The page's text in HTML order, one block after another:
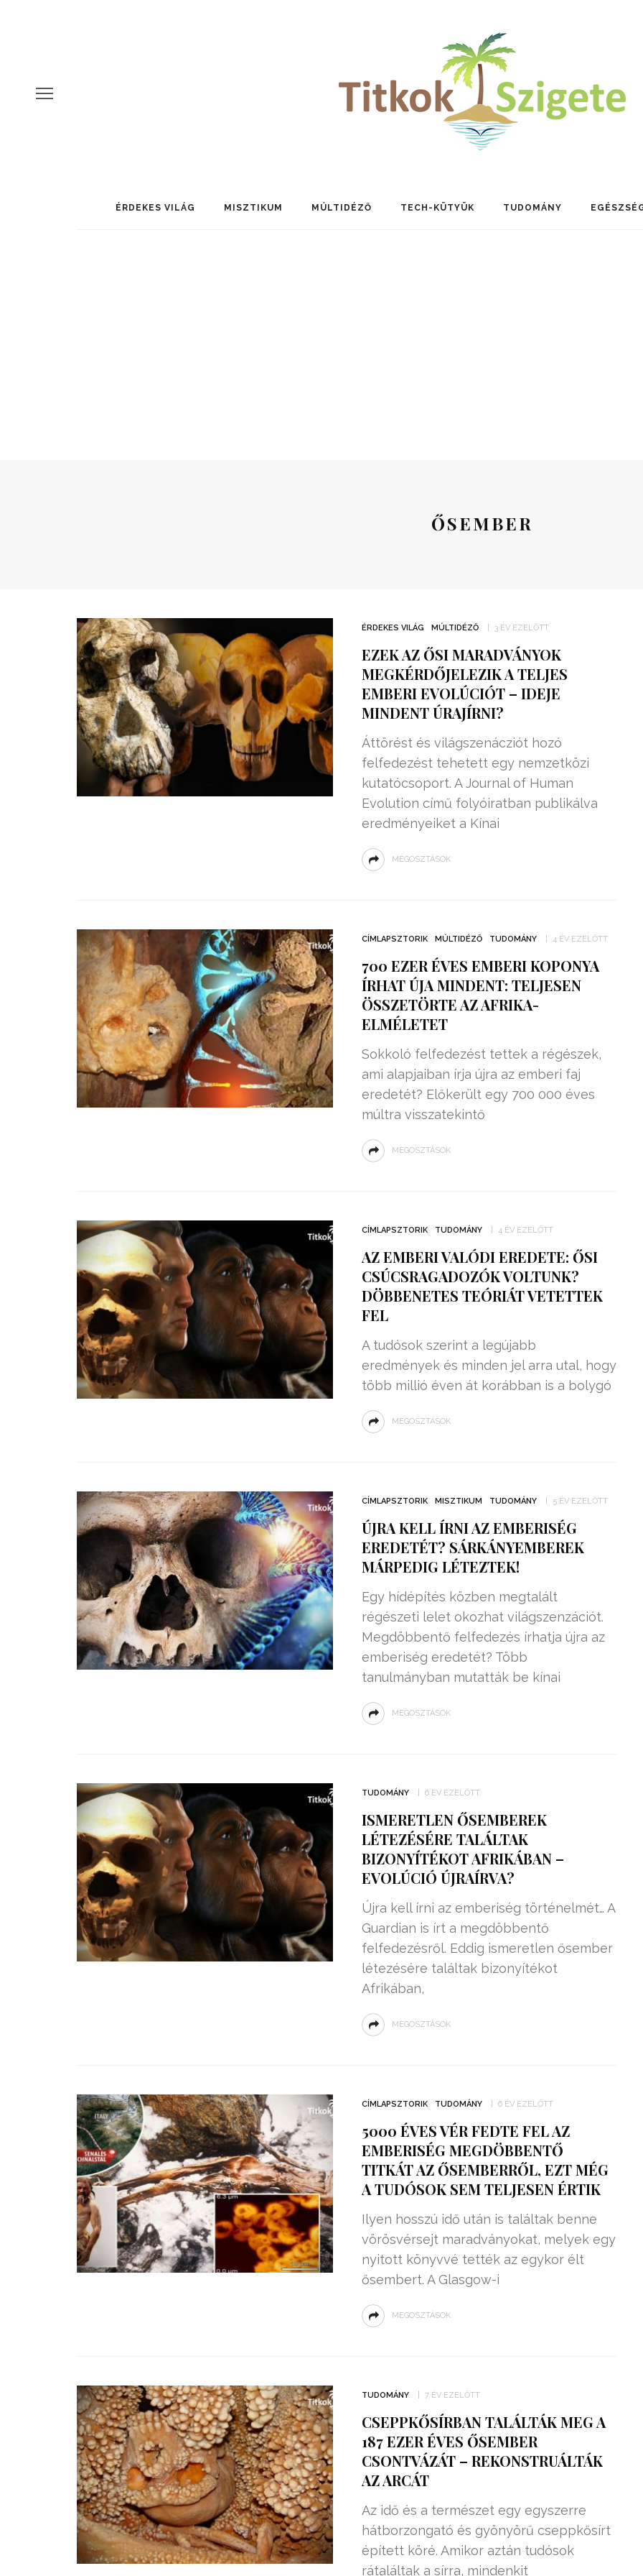
ÉRDEKES VILÁG MISZTIKUM MÚLTIDÉZŐ TECH-KÜTYÜK TUDOMÁNY
ŐSEMBER
ÉRDEKES VILÁG MÚLTIDÉZŐ 3 ÉV EZELŐTT
EZEK AZ ŐSI MARADVÁNYOK
MEGKÉRDŐJELEZIK A TELJES
EMBERI EVOLÚCIÓT – IDEJE
MINDENT ÚRAJÍRNI?
Áttörést és világszenácziót hozó
felfedezést tehetett egy nemzetközi
kutatócsoport. A Journal of Human
Evolution című folyóiratban publikálva
eredményeiket a Kínai
MEGOSZTÁSOK
CÍMLAPSZTORIK MÚLTIDÉZŐ TUDOMÁNY 4 ÉV EZELŐTT
700 EZER ÉVES EMBERI KOPONYA
ÍRHAT ÚJA MINDENT: TELJESEN
ÖSSZETÖRTE AZ AFRIKA-
ELMÉLETET
Sokkoló felfedezést tettek a régészek,
ami alapjaiban írja újra az emberi faj
eredetét? Előkerült egy 700 000 éves
múltra visszatekintő
MEGOSZTÁSOK
CÍMLAPSZTORIK TUDOMÁNY 4 ÉV EZELŐTT
AZ EMBERI VALÓDI EREDETE: ŐSI
CSÚCSRAGADOZÓK VOLTUNK?
DÖBBENETES TEÓRIÁT VETETTEK
FEL
A tudósok szerint a legújabb
eredmények és minden jel arra utal, hogy
több millió éven át korábban is a bolygó
MEGOSZTÁSOK
CÍMLAPSZTORIK MISZTIKUM TUDOMÁNY 5 ÉV EZELŐTT
ÚJRA KELL ÍRNI AZ EMBERISÉG
EREDETÉT? SÁRKÁNYEMBEREK
MÁRPEDIG LÉTEZTEK!
Egy hídépítés közben megtalált
régészeti lelet okozhat világszenzációt.
Megdöbbentő felfedezés írhatja újra az
emberiség eredetét? Több
tanulmányban mutatták be kínai
MEGOSZTÁSOK
TUDOMÁNY 6 ÉV EZELŐTT
ISMERETLEN ŐSEMBEREK
LÉTEZÉSÉRE TALÁLTAK
BIZONYÍTÉKOT AFRIKÁBAN –
EVOLÚCIÓ ÚJRAÍRVA?
Újra kell írni az emberiség történelmét… A
Guardian is írt a megdöbbentő
felfedezésről. Eddig ismeretlen ősember
létezésére találtak bizonyítékot
Afrikában,
MEGOSZTÁSOK
CÍMLAPSZTORIK TUDOMÁNY 6 ÉV EZELŐTT
5000 ÉVES VÉR FEDTE FEL AZ
EMBERISÉG MEGDÖBBENTŐ
TITKÁT AZ ŐSEMBERRŐL, EZT MÉG
A TUDÓSOK SEM TELJESEN ÉRTIK
Ilyen hosszú idő után is találtak benne
vörösvérsejt maradványokat, melyek egy
nyitott könyvvé tették az egykor élt
ősembert. A Glasgow-i
MEGOSZTÁSOK
TUDOMÁNY 7 ÉV EZELŐTT
CSEPPKŐSÍRBAN TALÁLTÁK MEG A
187 EZER ÉVES ŐSEMBER
CSONTVÁZÁT – REKONSTRUÁLTÁK
AZ ARCÁT
Az idő és a természet egy egyszerre
hátborzongató és gyönyörű cseppkősírt
épített köré. Amikor aztán tudósok
rátaláltak a sírra, mindenkit
NULLÁZZA AZ ÁRAMSZÁMLÁT
EZ A MOTOR!
TERMELHETNÉNEK A
FEKVŐRENDŐRÖK!